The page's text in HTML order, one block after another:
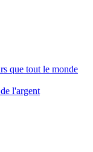
que tout le monde
l'argent